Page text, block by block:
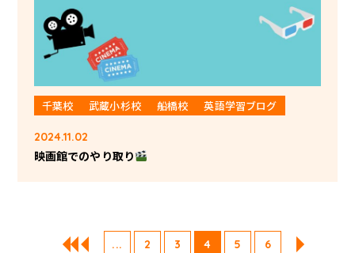
千葉校 武蔵小杉校 船橋校 英語学習ブログ
2024.11.02
映画館でのやり取り
... 2 3 4 5 6